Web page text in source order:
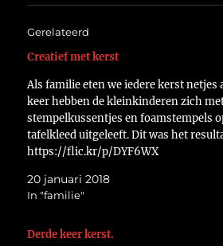
Gerelateerd
Creatief met kerst
Als familie eten we iedere kerst netjes
keer hebben de kleinkinderen zich
stempelkussentjes en foamstempels
tafelkleed uitgeleeft. Dit was het
https://flic.kr/p/DYF6WX
20 januari 2018
In "familie"
Derde keer kerst.